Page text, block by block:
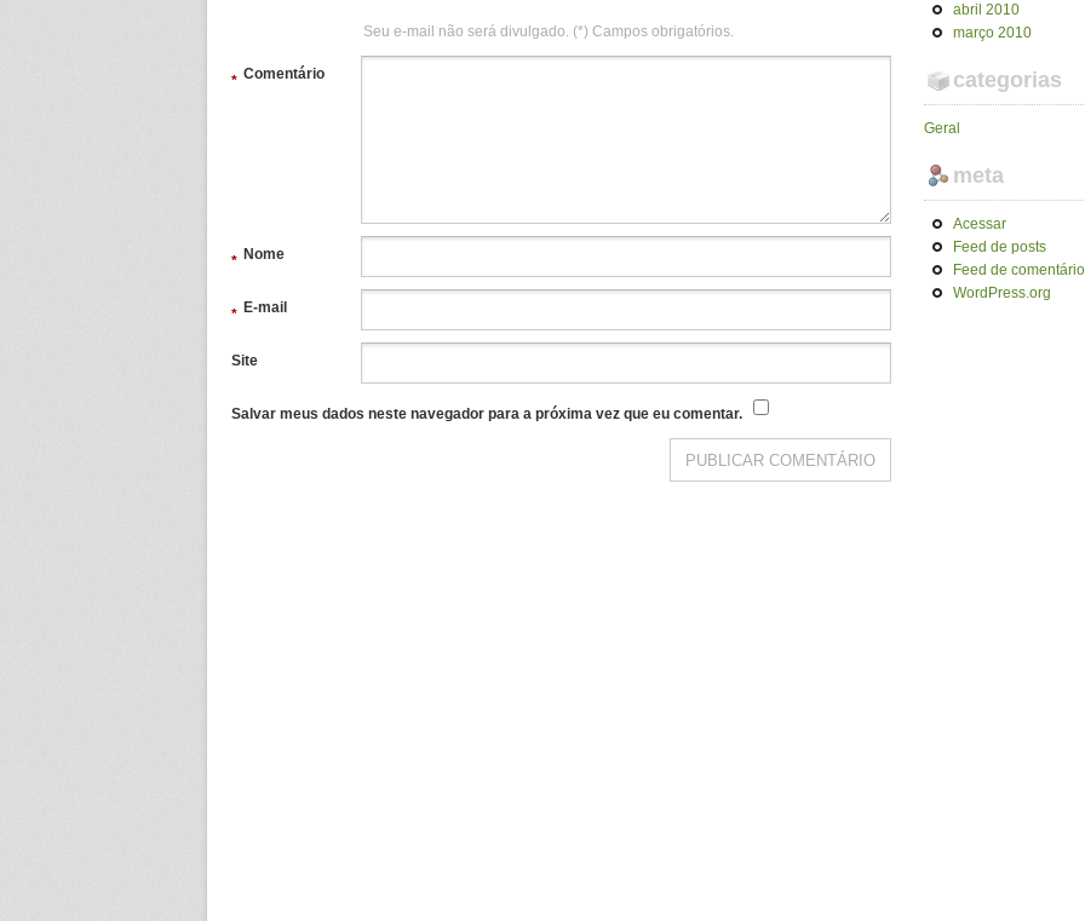
Seu e-mail não será divulgado. (*) Campos obrigatórios.
Comentário
*
Nome
*
E-mail
*
Site
Salvar meus dados neste navegador para a próxima vez que eu comentar.
abril 2010
março 2010
categorias
Geral
meta
Acessar
Feed de posts
Feed de
WordPress.org